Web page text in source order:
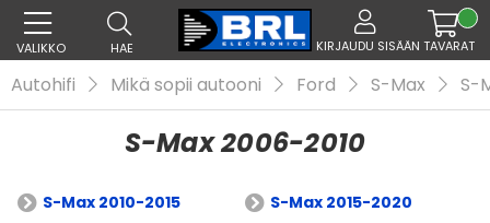
VALIKKO HAE KIRJAUDU SISÄÄN TAVARAT
Autohifi Mikä sopii autooni Ford S-Max S-
S-Max 2006-2010
S-Max 2010-2015
S-Max 2015-2020